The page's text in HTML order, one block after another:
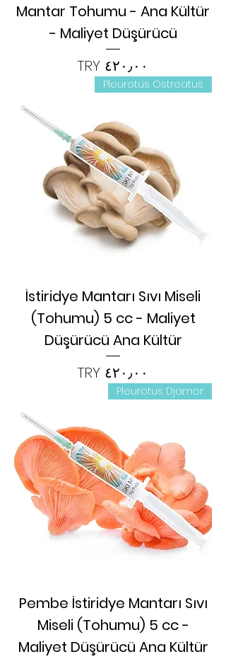
Mantar Tohumu - Ana Kültür
- Maliyet Düşürücü
السعر
Pleurotus Ostreatus
İstiridye Mantarı Sıvı Miseli
(Tohumu) 5 cc - Maliyet
Düşürücü Ana Kültür
السعر
Pleurotus Djamor
Pembe İstiridye Mantarı Sıvı
Miseli (Tohumu) 5 cc -
Maliyet Düşürücü Ana Kültür